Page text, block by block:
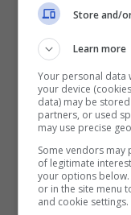
piercing ai
dibattuta.
buchi alle
tradizione
sollevano
sicurezza e il
Store and/
Learn more
Your personal data
your device
data) may be
partners, or used
may use precise
Some vendors
of legitimate
your options
or in the site menu
and cookie settings.